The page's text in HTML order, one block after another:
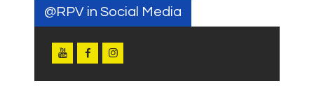
@RPV in Social Media